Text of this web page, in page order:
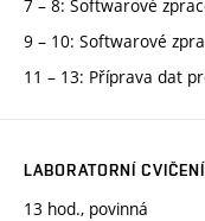
7 – 8: Softwarové
9 – 10: Softwarové
11 – 13: Příprava dat
LABORATORNÍ CVIČENÍ
13 hod., povinná